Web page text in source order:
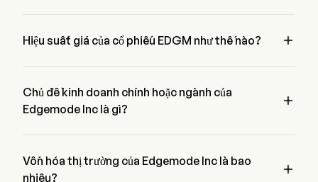
Hiệu suất giá của cổ phiếu EDGM như thế nào? 
Chủ đề kinh doanh chính hoặc ngành của
Edgemode Inc là gì?

Vốn hóa thị trường của Edgemode Inc là bao
nhiêu?
